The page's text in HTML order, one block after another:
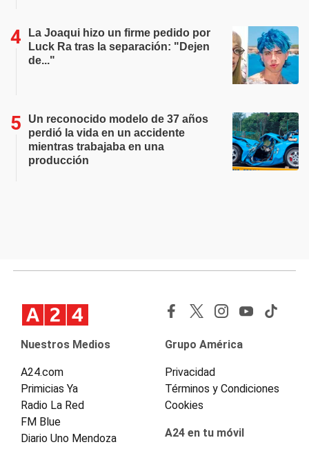
La Joaqui hizo un firme pedido por
Luck Ra tras la separación: "Dejen
de..."
Un reconocido modelo de 37 años
perdió la vida en un accidente
mientras trabajaba en una
producción
Nuestros Medios
A24.com
Primicias Ya
Radio La Red
FM Blue
Diario Uno Mendoza
Grupo América
Privacidad
Términos y Condiciones
Cookies
A24 en tu móvil